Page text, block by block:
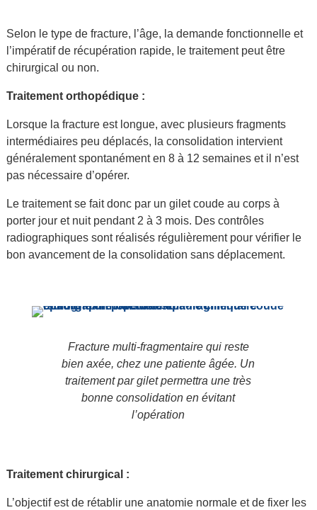
Selon le type de fracture, l’âge, la demande fonctionnelle et
l’impératif de récupération rapide, le traitement peut être
chirurgical ou non.
Traitement orthopédique :
Lorsque la fracture est longue, avec plusieurs fragments
intermédiaires peu déplacés, la consolidation intervient
généralement spontanément en 8 à 12 semaines et il n’est
pas nécessaire d’opérer.
Le traitement se fait donc par un gilet coude au corps à
porter jour et nuit pendant 2 à 3 mois. Des contrôles
radiographiques sont réalisés régulièrement pour vérifier le
bon avancement de la consolidation sans déplacement.
Fracture multi-fragmentaire qui reste
bien axée, chez une patiente âgée. Un
traitement par gilet permettra une très
bonne consolidation en évitant
l’opération
Traitement chirurgical :
L’objectif est de rétablir une anatomie normale et de fixer les